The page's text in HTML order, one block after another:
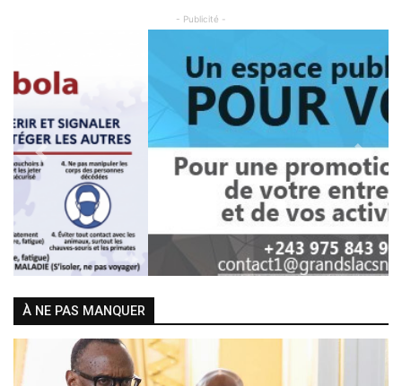
- Publicité -
Previous Next
À NE PAS MANQUER